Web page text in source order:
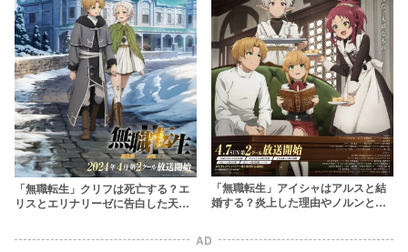
「無職転生」クリフは死亡する？エ
リスとエリナリーゼに告白した天才
「無職転生」アイシャはアルスと結
婚する？炎上した理由やノルンとの
AD